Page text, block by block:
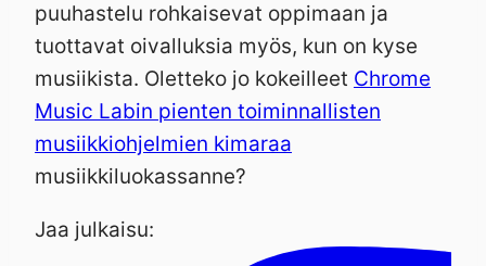
puuhastelu rohkaisevat oppimaan ja
tuottavat oivalluksia myös, kun on kyse
musiikista. Oletteko jo kokeilleet Chrome
Music Labin pienten toiminnallisten
musiikkiohjelmien kimaraa
musiikkiluokassanne?
Jaa julkaisu: